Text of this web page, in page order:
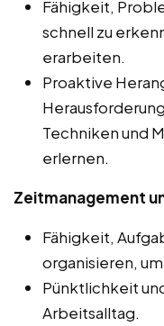
Fähigkeit,
schnell zu
erarbeiten.
Proaktive
Techniken und
erlernen.
Zeitmanagement
Fähigkeit,
organisieren,
Pünktlichkeit
Arbeitsalltag.